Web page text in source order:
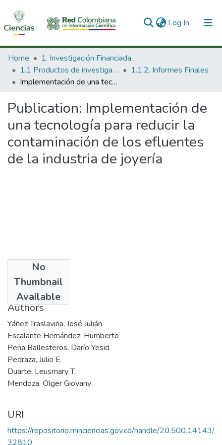
Log In (current)
Communities & Collections
All of DSpace
Home
1. Investigación Financiada con Recursos Públicos
1.1 Productos de investigación
1.1.2. Informes Finales
Implementación de una tecnología para reducir la contaminación de los efluentes de la industria de joyería
Publication: Implementación de
una tecnología para reducir la
contaminación de los efluentes
de la industria de joyería
No
Thumbnail
Available
2004
Authors
Yáñez Traslaviña, José Julián
Escalante Hernández, Humberto
Peña Ballesteros, Darío Yesid
Pedraza, Julio E.
Duarte, Leusmary T.
Mendoza, Olger Giovany
URI
https://repositorio.minciencias.gov.co/handle/20.500.14143/
32810